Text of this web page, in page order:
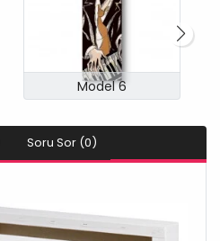
Model 6
Soru Sor (0)